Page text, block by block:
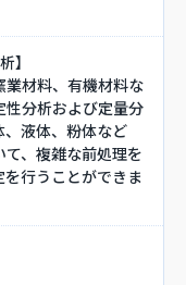
】
材料、有機材料な
性分析および定量分
液体、粉体など
、複雑な前処理を
行うことができま